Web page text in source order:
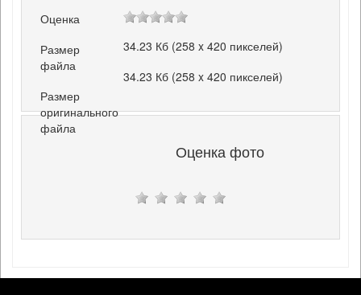
Оценка
Размер
файла
34.23 Кб (258 x 420 пикселей)
Размер
оригинального
файла
34.23 Кб (258 x 420 пикселей)
Оценка фото